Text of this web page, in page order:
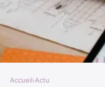
Accueil›Actu